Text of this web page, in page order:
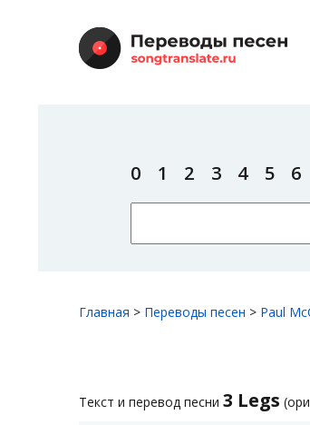
0 1 2 3 4 5 6
Главная > Переводы песен > Paul
Текст и перевод песни 3 Legs